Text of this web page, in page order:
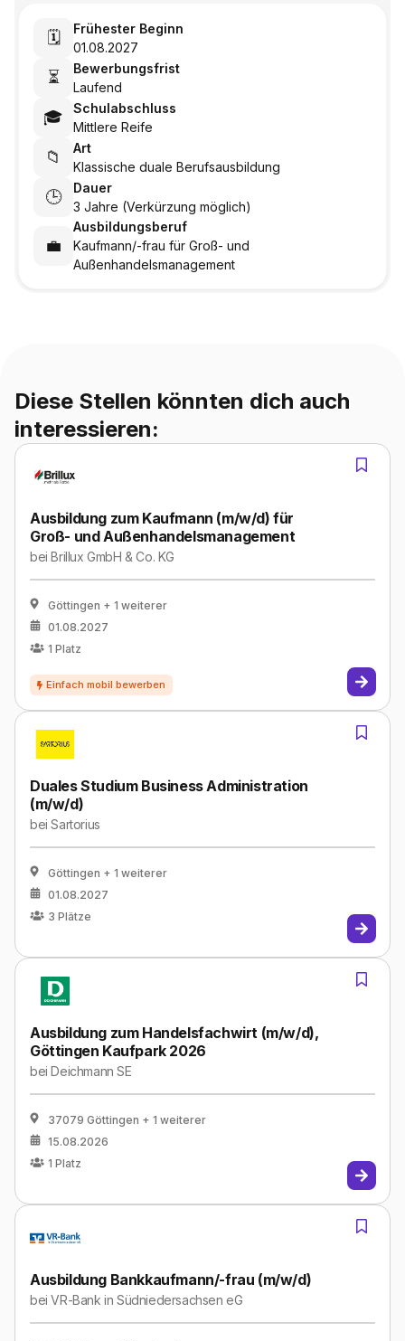
🗓️
Frühester Beginn
01.08.2027
⏳
Bewerbungsfrist
Laufend
🎓
Schulabschluss
Mittlere Reife
📁
Art
Klassische duale Berufsausbildung
🕒
Dauer
3 Jahre (Verkürzung möglich)
💼
Ausbildungsberuf
Kaufmann/-frau für Groß- und
Außenhandelsmanagement
Diese Stellen könnten dich auch
interessieren:
Ausbildung zum Kaufmann (m/w/d) für
Groß- und Außenhandelsmanagement
beiBrillux GmbH & Co. KG
Göttingen + 1 weiterer
01.08.2027
1 Platz
Duales Studium Business Administration
(m/w/d)
beiSartorius
Göttingen + 1 weiterer
01.08.2027
3 Plätze
Ausbildung zum Handelsfachwirt (m/w/d),
Göttingen Kaufpark 2026
beiDeichmann SE
37079 Göttingen + 1 weiterer
15.08.2026
1 Platz
Ausbildung Bankkaufmann/-frau (m/w/d)
beiVR-Bank in Südniedersachsen eG